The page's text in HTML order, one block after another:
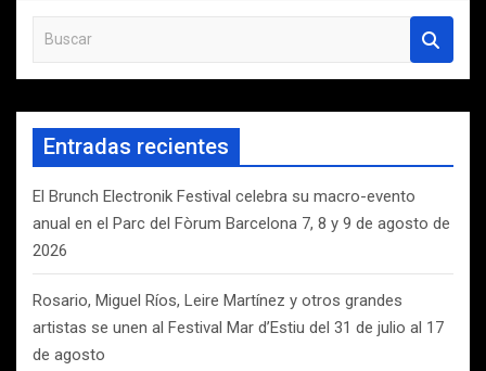
s
c
r
Entradas recientes
El Brunch Electronik Festival celebra su macro-evento
anual en el Parc del Fòrum Barcelona 7, 8 y 9 de agosto de
2026
Rosario, Miguel Ríos, Leire Martínez y otros grandes
artistas se unen al Festival Mar d’Estiu del 31 de julio al 17
de agosto